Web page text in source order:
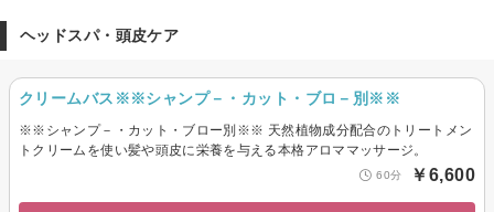
ヘッドスパ・頭皮ケア
クリームバス※※シャンプ－・カット・ブロ－別※※
※※シャンプ－・カット・ブロー別※※ 天然植物成分配合のトリートメン
トクリームを使い髪や頭皮に栄養を与える本格アロママッサージ。
60分 ￥6,600